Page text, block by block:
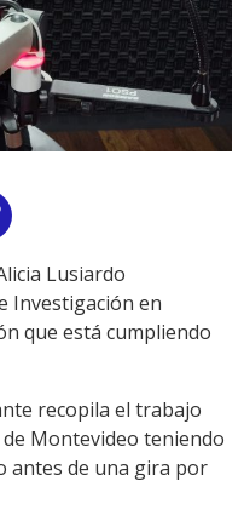
LinkLusiardo
Investigación en
que está cumpliendo
recopila el trabajo
Montevideo teniendo
antes de una gira por